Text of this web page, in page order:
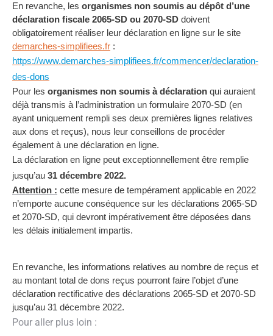
En revanche, les organismes non soumis au dépôt d’une
déclaration fiscale 2065-SD ou 2070-SD doivent
obligatoirement réaliser leur déclaration en ligne sur le site
demarches-simplifiees.fr :
https://www.demarches-simplifiees.fr/commencer/declaration-
des-dons
Pour les organismes non soumis à déclaration qui auraient
déjà transmis à l’administration un formulaire 2070-SD (en
ayant uniquement rempli ses deux premières lignes relatives
aux dons et reçus), nous leur conseillons de procéder
également à une déclaration en ligne.
La déclaration en ligne peut exceptionnellement être remplie
jusqu’au 31 décembre 2022.
Attention : cette mesure de tempérament applicable en 2022
n’emporte aucune conséquence sur les déclarations 2065-SD
et 2070-SD, qui devront impérativement être déposées dans
les délais initialement impartis.
En revanche, les informations relatives au nombre de reçus et
au montant total de dons reçus pourront faire l’objet d’une
déclaration rectificative des déclarations 2065-SD et 2070-SD
jusqu’au 31 décembre 2022.
Pour aller plus loin :